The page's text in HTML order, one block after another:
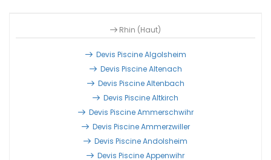
Rhin (Haut)
Devis Piscine Algolsheim
Devis Piscine Altenach
Devis Piscine Altenbach
Devis Piscine Altkirch
Devis Piscine Ammerschwihr
Devis Piscine Ammerzwiller
Devis Piscine Andolsheim
Devis Piscine Appenwihr